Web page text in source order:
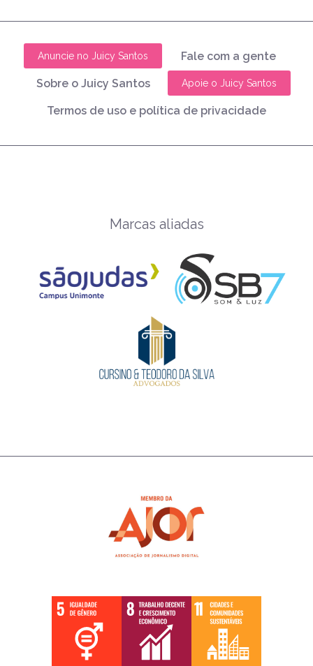
Anuncie no Juicy Santos Fale com a gente
Sobre o Juicy Santos Apoie o Juicy Santos
Termos de uso e política de privacidade
Marcas aliadas